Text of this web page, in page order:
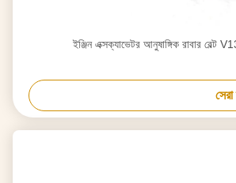
ইঞ্জিন এক্সক্যাভেটর আনুষাঙ্গিক রাবার